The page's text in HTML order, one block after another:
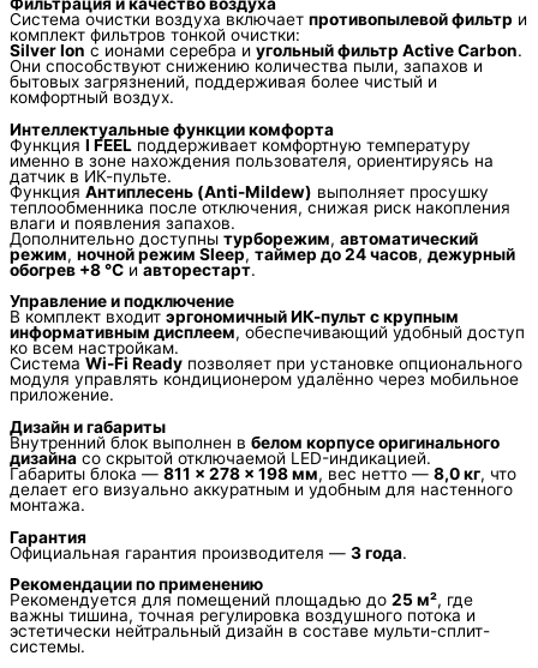
Система очистки воздуха включает противопылевой фильтр и
комплект фильтров тонкой очистки:
Silver Ion с ионами серебра и угольный фильтр Active Carbon.
Они способствуют снижению количества пыли, запахов и
бытовых загрязнений, поддерживая более чистый и
комфортный воздух.
Интеллектуальные функции комфорта
Функция I FEEL поддерживает комфортную температуру
именно в зоне нахождения пользователя, ориентируясь на
датчик в ИК-пульте.
Функция Антиплесень (Anti-Mildew) выполняет просушку
теплообменника после отключения, снижая риск накопления
влаги и появления запахов.
Дополнительно доступны турборежим, автоматический
режим, ночной режим Sleep, таймер до 24 часов, дежурный
обогрев +8 °C иавторестарт.
Управление и подключение
В комплект входит эргономичный ИК-пульт с крупным
информативным дисплеем, обеспечивающий удобный доступ
ко всем настройкам.
Система Wi-Fi Ready позволяет при установке опционального
модуля управлять кондиционером удалённо через мобильное
приложение.
Дизайн и габариты
Внутренний блок выполнен в белом корпусе оригинального
дизайна со скрытой отключаемой LED-индикацией.
Габариты блока — 811 × 278 × 198 мм, вес нетто — 8,0 кг, что
делает его визуально аккуратным и удобным для настенного
монтажа.
Гарантия
Официальная гарантия производителя — 3 года.
Рекомендации по применению
Рекомендуется для помещений площадью до 25 м², где
важны тишина, точная регулировка воздушного потока и
эстетически нейтральный дизайн в составе мульти-сплит-
системы.